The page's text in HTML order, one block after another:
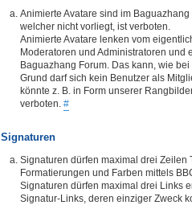
Animierte Avatare sind im
welcher nicht vorliegt, ist verboten.
Animierte Avatare lenken vom
Moderatoren und Administratoren
Baguazhang Forum. Das kann, wie
Grund darf sich kein Benutzer als
könnte z. B. in Form unserer
verboten. #
Signaturen
Signaturen dürfen maximal drei Zeilen
Formatierungen und Farben mittels
Signaturen dürfen maximal drei Links
Signatur-Links, deren einziger Zweck